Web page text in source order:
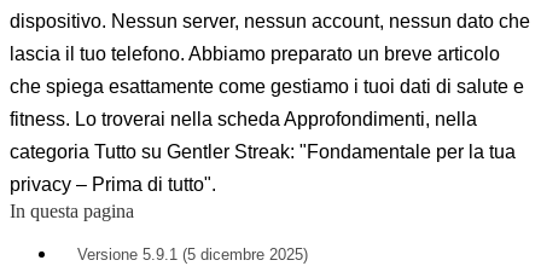
dispositivo. Nessun server, nessun account, nessun dato che
lascia il tuo telefono. Abbiamo preparato un breve articolo
che spiega esattamente come gestiamo i tuoi dati di salute e
fitness. Lo troverai nella scheda Approfondimenti, nella
categoria Tutto su Gentler Streak: "Fondamentale per la tua
privacy – Prima di tutto".
In questa pagina
Versione 5.9.1 (5 dicembre 2025)